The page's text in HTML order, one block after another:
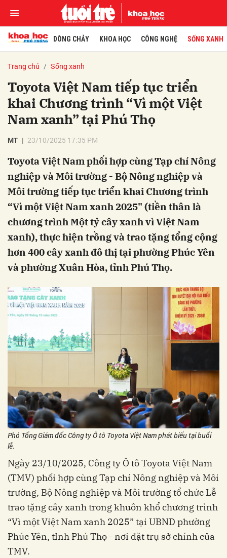
DÒNG CHẢY KHOA HỌC CÔNG NGHỆ SỐNG XANH
Trang chủ Sống xanh
Toyota Việt Nam tiếp tục triển
khai Chương trình “Vì một Việt
Nam xanh” tại Phú Thọ
MT 23/10/2025 17:35 PM
Toyota Việt Nam phối hợp cùng Tạp chí Nông
nghiệp và Môi trường - Bộ Nông nghiệp và
Môi trường tiếp tục triển khai Chương trình
“Vì một Việt Nam xanh 2025" (tiền thân là
chương trình Một tỷ cây xanh vì Việt Nam
xanh), thực hiện trồng và trao tặng tổng cộng
hơn 400 cây xanh đô thị tại phường Phúc Yên
và phường Xuân Hòa, tỉnh Phú Thọ.
Phó Tổng Giám đốc Công ty Ô tô Toyota Việt Nam phát biểu tại buổi
lễ.
Ngày 23/10/2025, Công ty Ô tô Toyota Việt Nam
(TMV) phối hợp cùng Tạp chí Nông nghiệp và Môi
trường, Bộ Nông nghiệp và Môi trường tổ chức Lễ
trao tặng cây xanh trong khuôn khổ chương trình
“Vì một Việt Nam xanh 2025” tại UBND phường
Phúc Yên, tỉnh Phú Thọ - nơi đặt trụ sở chính của
TMV.